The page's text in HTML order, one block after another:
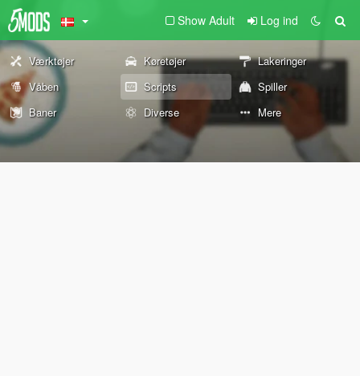
Show Adult Log ind
Værktøjer Køretøjer
Lakeringer
Våben
Scripts
Spiller
Baner
Diverse Mere